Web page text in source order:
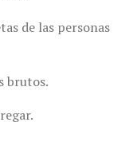
de las personas
brutos.